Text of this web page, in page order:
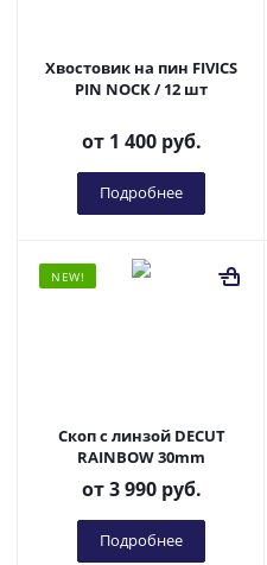
Хвостовик на пин FIVICS
PIN NOCK / 12 шт
от 1 400 руб.
Подробнее
NEW!
Скоп с линзой DECUT
RAINBOW 30mm
от3 990 руб.
Подробнее